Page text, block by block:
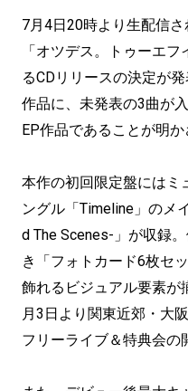
7月4日20時より生配信
「オツデス。トゥーエ
るCDリリースの決定が
作品に、未発表の3曲が
EP作品であることが明か
本作の初回限定盤にはミ
ングル「Timeline」のメ
d The Scenes-」が収録
き「フォトカード6枚セ
飾れるビジュアル要素が
月3日より関東近郊・大
フリーライブ＆特典会の